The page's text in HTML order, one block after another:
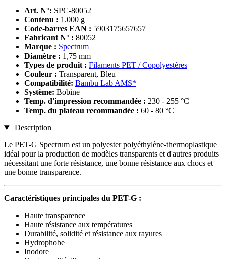
Art. N°: SPC-80052
Contenu : 1.000 g
Code-barres EAN : 5903175657657
Fabricant N° : 80052
Marque : Spectrum
Diamètre : 1,75 mm
Types de produit : Filaments PET / Copolyestères
Couleur : Transparent, Bleu
Compatibilité: Bambu Lab AMS*
Système: Bobine
Temp. d'impression recommandée : 230 - 255 °C
Temp. du plateau recommandée : 60 - 80 °C
Description
Le PET-G Spectrum est un polyester polyéthylène-thermoplastique
idéal pour la production de modèles transparents et d'autres produits
nécessitant une forte résistance, une bonne résistance aux chocs et
une bonne transparence.
Caractéristiques principales du PET-G :
Haute transparence
Haute résistance aux températures
Durabilité, solidité et résistance aux rayures
Hydrophobe
Inodore